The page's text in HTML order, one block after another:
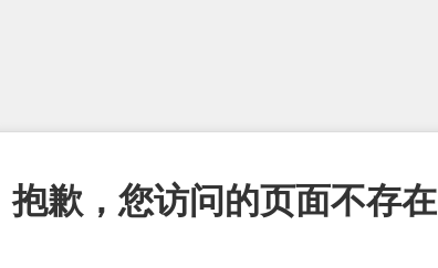
抱歉，您访问的页面不存在